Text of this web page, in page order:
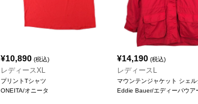
¥10,890 (税込)
レディースXL
プリントTシャツ
ONEITA/オニータ
¥14,190 (税込)
レディースL
マウンテンジャケット シェル
Eddie Bauer/エディーバウア